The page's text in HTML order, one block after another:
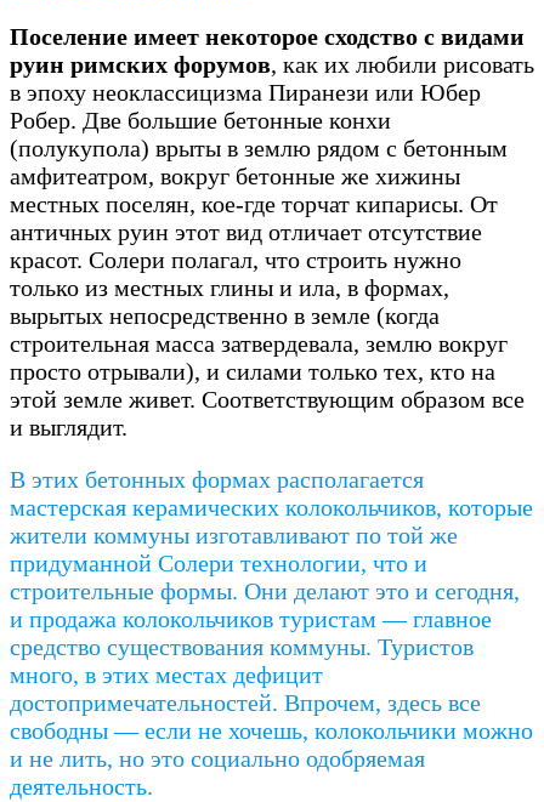
Поселение имеет некоторое сходство с видами
руин римских форумов, как их любили рисовать
в эпоху неоклассицизма Пиранези или Юбер
Робер. Две большие бетонные конхи
(полукупола) врыты в землю рядом с бетонным
амфитеатром, вокруг бетонные же хижины
местных поселян, кое-где торчат кипарисы. От
античных руин этот вид отличает отсутствие
красот. Солери полагал, что строить нужно
только из местных глины и ила, в формах,
вырытых непосредственно в земле (когда
строительная масса затвердевала, землю вокруг
просто отрывали), и силами только тех, кто на
этой земле живет. Соответствующим образом все
и выглядит.
В этих бетонных формах располагается
мастерская керамических колокольчиков, которые
жители коммуны изготавливают по той же
придуманной Солери технологии, что и
строительные формы. Они делают это и сегодня,
и продажа колокольчиков туристам — главное
средство существования коммуны. Туристов
много, в этих местах дефицит
достопримечательностей. Впрочем, здесь все
свободны — если не хочешь, колокольчики можно
и не лить, но это социально одобряемая
деятельность.